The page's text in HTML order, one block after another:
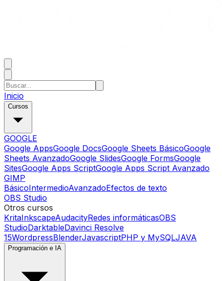
Inicio
Cursos
GOOGLE
Google AppsGoogle DocsGoogle Sheets BásicoGoogle
Sheets AvanzadoGoogle SlidesGoogle FormsGoogle
SitesGoogle Apps ScriptGoogle Apps Script Avanzado
GIMP
BásicoIntermedioAvanzadoEfectos de texto
OBS Studio
Otros cursos
KritaInkscapeAudacityRedes informáticasOBS
StudioDarktableDavinci Resolve
15WordpressBlenderJavascriptPHP y MySQLJAVA
Programación e IA